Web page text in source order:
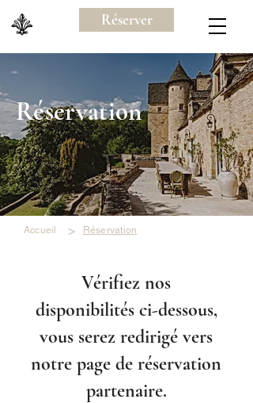
Réserver
Réservation
Accueil > Réservation
Vérifiez nos
disponibilités ci-dessous,
vous serez redirigé vers
notre page de réservation
partenaire.